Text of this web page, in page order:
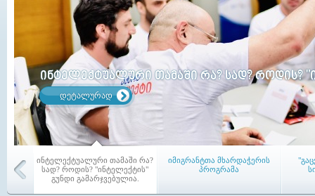
ინტელექტუალური თამაში რა? სად? როდის?
დეტალურად
ინტელექტუალური თამაში რა?
სად? როდის? "ინტელექტის"
გუნდი გამარჯვებულია.
იმიგრანტთა მხარდაჭერის
პროგრამა